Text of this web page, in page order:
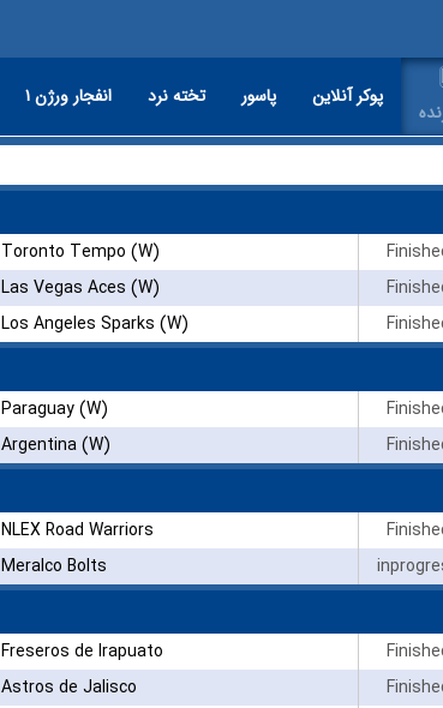
پوکر آنلاین پاسور تخته نرد انفجار ورژن ۱
Toronto Tempo (W)
Las Vegas Aces (W)
Los Angeles Sparks (W)
Paraguay (W)
Argentina (W)
NLEX Road Warriors
Meralco Bolts
Freseros de Irapuato
Astros de Jalisco